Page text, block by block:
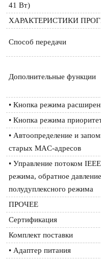
41 Вт)
ХАРАКТЕРИСТИКИ
Способ передачи
Дополнительные функции
• Кнопка режима
• Кнопка режима
• Автоопределение и
старых MAC-адресов
• Управление потоком
режима, обратное
полудуплексного режима
ПРОЧЕЕ
Сертификация
Комплект поставки
• Адаптер питания